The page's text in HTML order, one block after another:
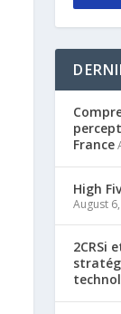
France
High
August
2CRSi